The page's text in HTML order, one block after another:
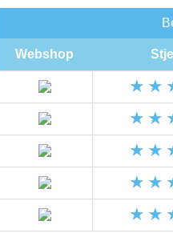
Webshop